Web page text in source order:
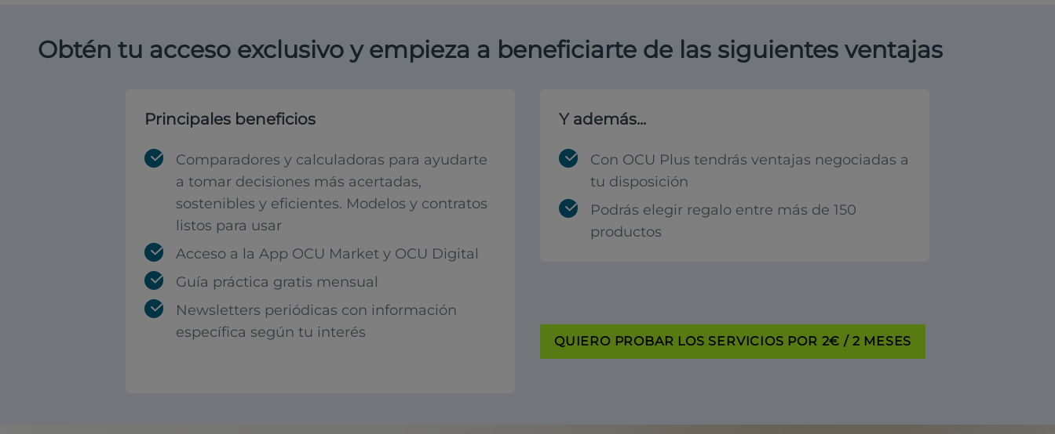
Obtén tu acceso exclusivo y empieza a beneficiarte de las siguientes ventajas
Principales beneficios
Comparadores y calculadoras para ayudarte
a tomar decisiones más acertadas,
sostenibles y eficientes. Modelos y contratos
listos para usar
Acceso a la App OCU Market y OCU Digital
Guía práctica gratis mensual
Newsletters periódicas con información
específica según tu interés
Y además...
Con OCU Plus tendrás ventajas negociadas a
tu disposición
Podrás elegir regalo entre más de 150
productos
QUIERO PROBAR LOS SERVICIOS POR 2€ / 2 MESES